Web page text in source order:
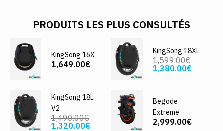
PRODUITS LES PLUS CONSULTÉS
KingSong 16X
1,649.00€
KingSong 18XL
1,599.00€
1,380.00€
KingSong 18L
V2
1,490.00€
1,320.00€
Begode
Extreme
2,999.00€